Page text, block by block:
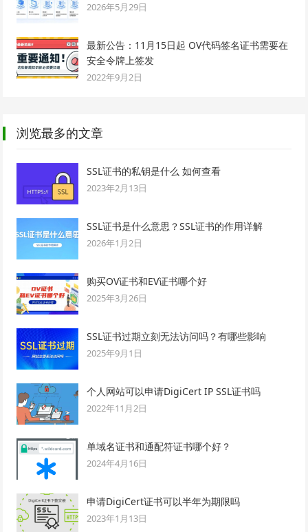
2026年5月29日
最新公告：11月15日起 OV代码签名证书需要在
安全令牌上签发
2022年9月2日
浏览最多的文章
SSL证书的私钥是什么 如何查看
2023年2月13日
SSL证书是什么意思？SSL证书的作用详解
2026年1月2日
购买OV证书和EV证书哪个好
2025年3月26日
SSL证书过期立刻无法访问吗？有哪些影响
2025年9月1日
个人网站可以申请DigiCert IP SSL证书吗
2022年11月2日
单域名证书和通配符证书哪个好？
2024年4月16日
申请DigiCert证书可以半年为期限吗
2023年1月13日